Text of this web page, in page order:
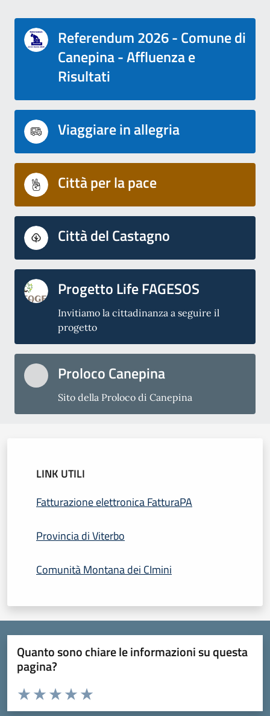
Referendum 2026 - Comune di
Canepina - Affluenza e
Risultati
Viaggiare in allegria
Città per la pace
Città del Castagno
Progetto Life FAGESOS
Invitiamo la cittadinanza a seguire il
progetto
Proloco Canepina
Sito della Proloco di Canepina
LINK UTILI
Fatturazione elettronica FatturaPA
Provincia di Viterbo
Comunità Montana dei CImini
Quanto sono chiare le informazioni su questa
pagina?
Domanda
Valuta da 1 a 5 stelle la pagina
Valuta 5 stelle su 5
Valuta 4 stelle su 5
Valuta 3 stelle su 5
Valuta 2 stelle su 5
Valuta 1 stelle su 5